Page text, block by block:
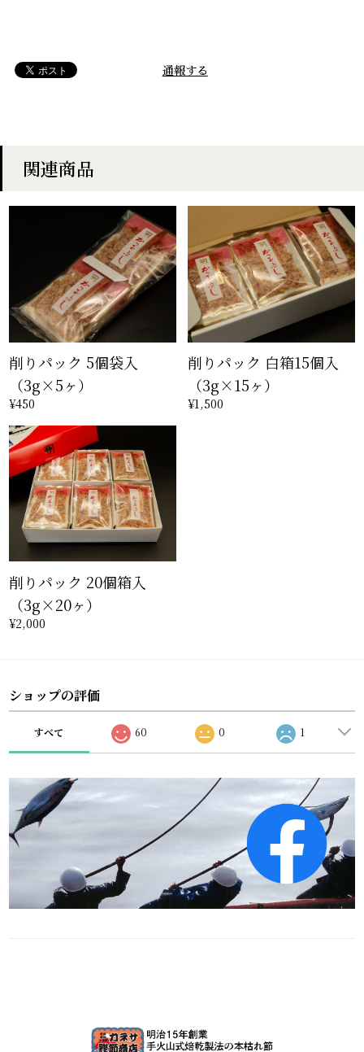
通報する
関連商品
削りパック 5個袋入
（3g×5ヶ）
¥450
削りパック 白箱15個入
（3g×15ヶ）
¥1,500
削りパック 20個箱入
（3g×20ヶ）
¥2,000
ショップの評価
すべて 60 0 1